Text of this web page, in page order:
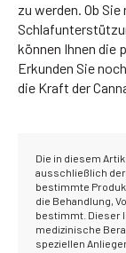
zu werden. Ob
können Ihnen die
Erkunden Sie
die Kraft der
Die in diesem
ausschließlich der
bestimmte
die Behandlung,
bestimmt. Dieser
medizinische
speziellen